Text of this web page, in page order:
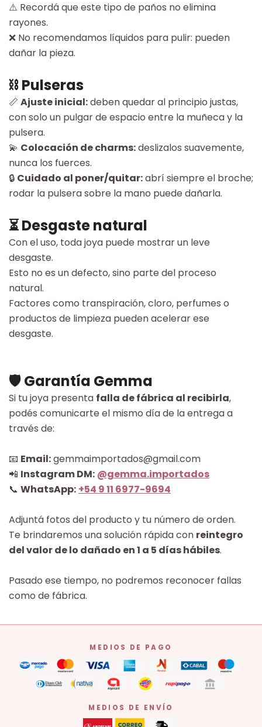
⚠️ Recordá que este tipo de paños no elimina
rayones.
❌ No recomendamos líquidos para pulir: pueden
dañar la pieza.
⛓ Pulseras
📏 Ajuste inicial:deben quedar al principio justas,
con solo un pulgar de espacio entre la muñeca y la
pulsera.
💫 Colocación de charms:deslizalos suavemente,
nunca los fuerces.
🔒 Cuidado al poner/quitar:abrí siempre el broche;
rodar la pulsera sobre la mano puede dañarla.
⏳ Desgaste natural
Con el uso, toda joya puede mostrar un leve
desgaste.
Esto no es un defecto, sino parte del proceso
natural.
Factores como transpiración, cloro, perfumes o
productos de limpieza pueden acelerar ese
desgaste.
🛡 Garantía Gemma
Si tu joya presenta falla de fábrica al recibirla,
podés comunicarte el mismo día de la entrega a
través de:
📧 Email:gemmaimportados@gmail.com
📲 Instagram DM: @gemma.importados
📞 WhatsApp: +54 9 11 6977-9694
Adjuntá fotos del producto y tu número de orden.
Te brindaremos una solución rápida con reintegro
del valor de lo dañado en 1 a 5 días hábiles.
Pasado ese tiempo, no podremos reconocer fallas
como de fábrica.
MEDIOS DE PAGO
MEDIOS DE ENVÍO